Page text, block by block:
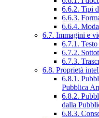
6.6.2. Tipi
6.6.3.
6.6.4.
6.7. Immagini e
6.7.1.
6.7.2.
6.7.3.
6.8. Proprietà
6.8.1.
Pubblica
6.8.2.
dalla
6.8.3.